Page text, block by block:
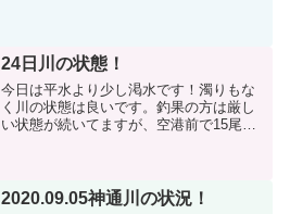
井田川は相変わら...
24日川の状態！
今日は平水より少し渇水です！濁りもな
く川の状態は良いです。釣果の方は厳し
い状態が続いてますが、空港前で15尾か
は晴れそうなので期待...
2020.09.05神通川の状況！